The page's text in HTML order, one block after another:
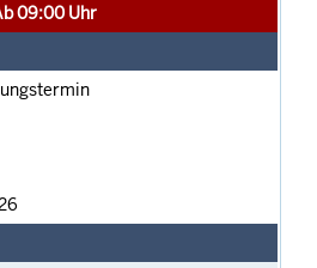
09:00 Uhr